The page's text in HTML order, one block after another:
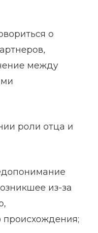
о
между
роли отца и
из-за
происхождения;